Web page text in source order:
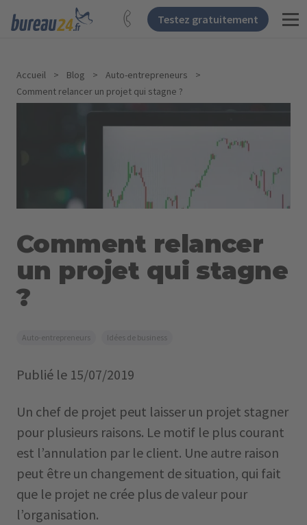
Testez gratuitement
Accueil > Blog > Auto-entrepreneurs
>
Comment relancer un projet qui stagne ?
Comment relancer
un projet qui stagne
?
Auto-entrepreneurs Idées de business
Publié le 15/07/2019
Un chef de projet peut laisser un projet stagner
pour plusieurs raisons. Le motif le plus courant
est l’annulation par le client. Une autre raison
peut être un changement de situation, qui fait
que le projet ne crée plus de valeur pour
l’organisation.